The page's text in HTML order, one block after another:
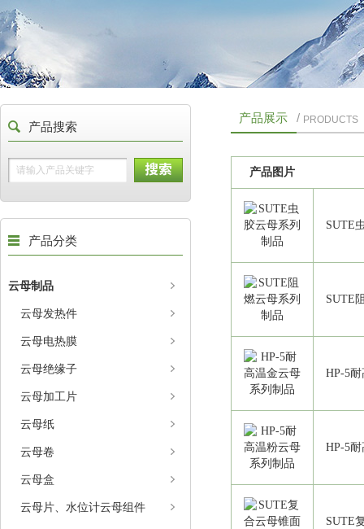
产品搜索
产品分类
云母制品
云母发热件
云母电热膜
云母绝缘子
云母加工片
云母纸
云母卷
云母盒
云母片、水位计云母组件
产品展示 / PRODUCTS
产品图片
SUTE
SUTE
HP-5
HP-5
SUTE